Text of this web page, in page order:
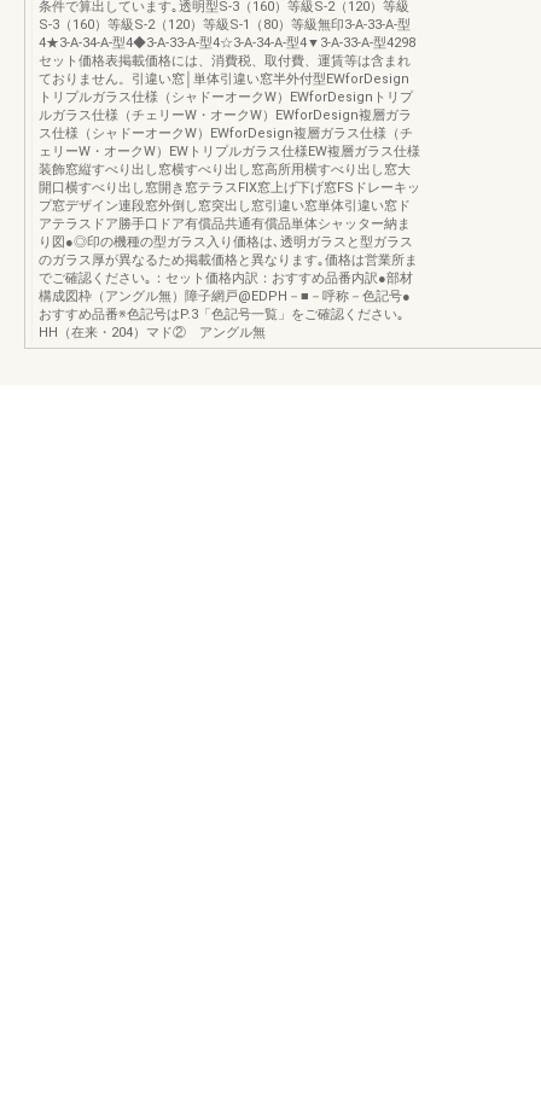
条件で算出しています｡透明型S-3（160）等級S-2（120）等級
S-3（160）等級S-2（120）等級S-1（80）等級無印3-A-33-A-型
4★3-A-34-A-型4◆3-A-33-A-型4☆3-A-34-A-型4▼3-A-33-A-型4298
セット価格表掲載価格には、消費税、取付費、運賃等は含まれ
ておりません。引違い窓│単体引違い窓半外付型EWforDesign
トリプルガラス仕様（シャドーオークW）EWforDesignトリプ
ルガラス仕様（チェリーW・オークW）EWforDesign複層ガラ
ス仕様（シャドーオークW）EWforDesign複層ガラス仕様（チ
ェリーW・オークW）EWトリプルガラス仕様EW複層ガラス仕様
装飾窓縦すべり出し窓横すべり出し窓高所用横すべり出し窓大
開口横すべり出し窓開き窓テラスFIX窓上げ下げ窓FSドレーキッ
プ窓デザイン連段窓外倒し窓突出し窓引違い窓単体引違い窓ド
アテラスドア勝手口ドア有償品共通有償品単体シャッター納ま
り図●◎印の機種の型ガラス入り価格は､透明ガラスと型ガラス
のガラス厚が異なるため掲載価格と異なります｡価格は営業所ま
でご確認ください｡：セット価格内訳：おすすめ品番内訳●部材
構成図枠（アングル無）障子網戸@EDPH－■－呼称－色記号●
おすすめ品番※色記号はP.3「色記号一覧」をご確認ください｡
HH（在来・204）マド② アングル無